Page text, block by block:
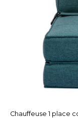
Chauffeuse 1 place